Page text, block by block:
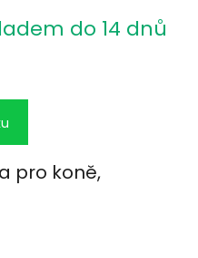
do 14 dnů
pro koně,